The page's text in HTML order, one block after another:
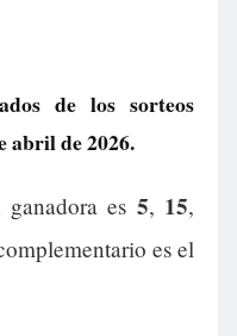
de los sorteos
abril de 2026.
es 5, 15,
es el